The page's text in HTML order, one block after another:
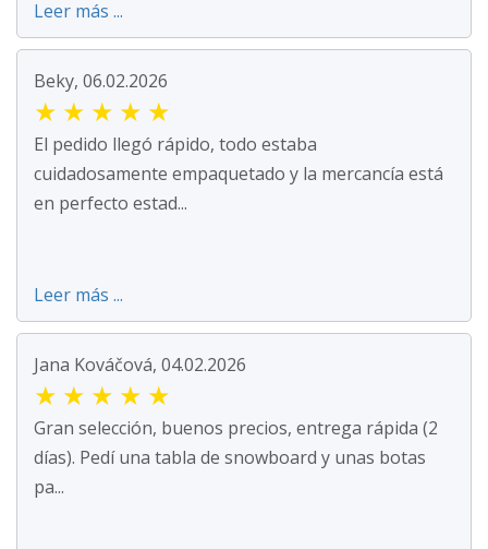
Leer más ...
Beky, 06.02.2026
★ ★ ★ ★ ★
El pedido llegó rápido, todo estaba
cuidadosamente empaquetado y la mercancía está
en perfecto estad...
Leer más ...
Jana Kováčová, 04.02.2026
★ ★ ★ ★ ★
Gran selección, buenos precios, entrega rápida (2
días). Pedí una tabla de snowboard y unas botas
pa...